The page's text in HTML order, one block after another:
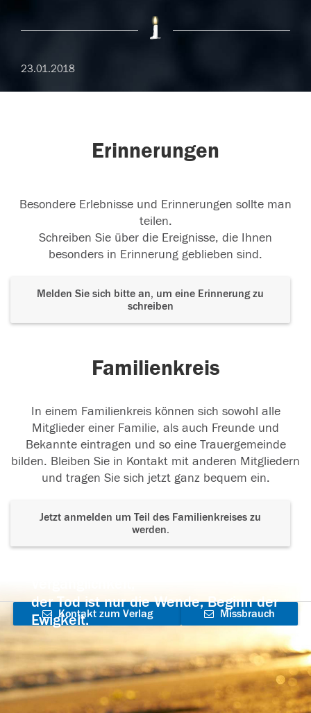
23.01.2018
Erinnerungen
Besondere Erlebnisse und Erinnerungen sollte man
teilen.
Schreiben Sie über die Ereignisse, die Ihnen
besonders in Erinnerung geblieben sind.
Melden Sie sich bitte an, um eine Erinnerung zu
schreiben
Familienkreis
In einem Familienkreis können sich sowohl alle
Mitglieder einer Familie, als auch Freunde und
Bekannte eintragen und so eine Trauergemeinde
bilden. Bleiben Sie in Kontakt mit anderen Mitgliedern
und tragen Sie sich jetzt ganz bequem ein.
Jetzt anmelden um Teil des Familienkreises zu
werden.
der Tod ist nur die Wende, Beginn der
Ewigkeit.
Kontakt zum Verlag
aufnehmen
Missbrauch